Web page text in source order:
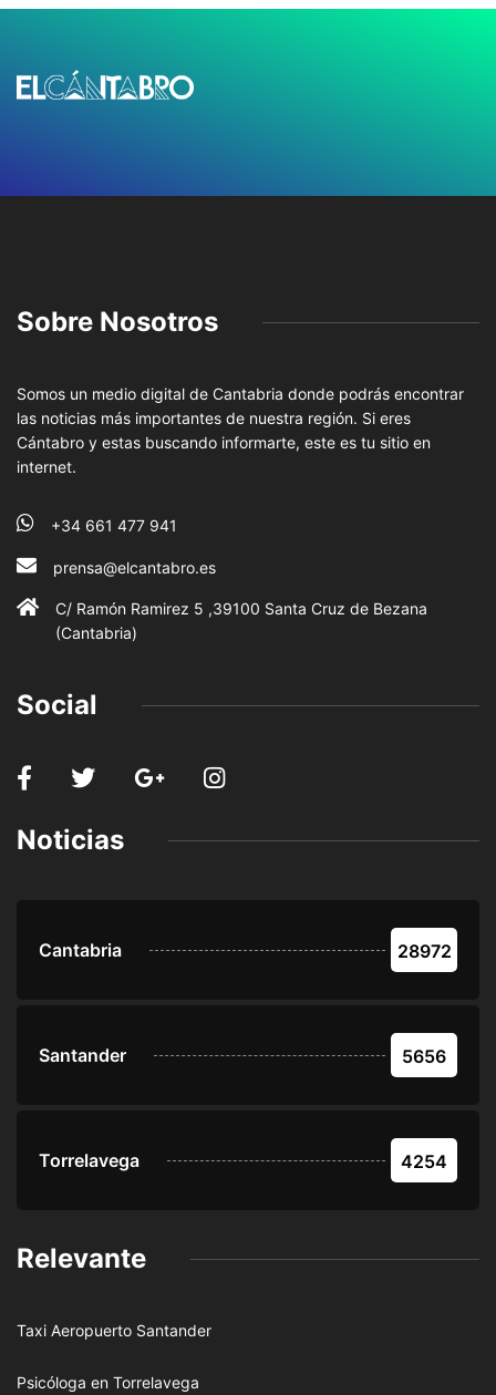
Sobre Nosotros
Somos un medio digital de Cantabria donde podrás encontrar
las noticias más importantes de nuestra región. Si eres
Cántabro y estas buscando informarte, este es tu sitio en
internet.
+34 661 477 941
prensa@elcantabro.es
C/ Ramón Ramirez 5 ,39100 Santa Cruz de Bezana
(Cantabria)
Social
Noticias
Cantabria 28972
Santander 5656
Torrelavega 4254
Relevante
Taxi Aeropuerto Santander
Psicóloga en Torrelavega